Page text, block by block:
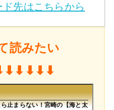
先はこちらから
読みたい
止まらない！宮崎の【海と太